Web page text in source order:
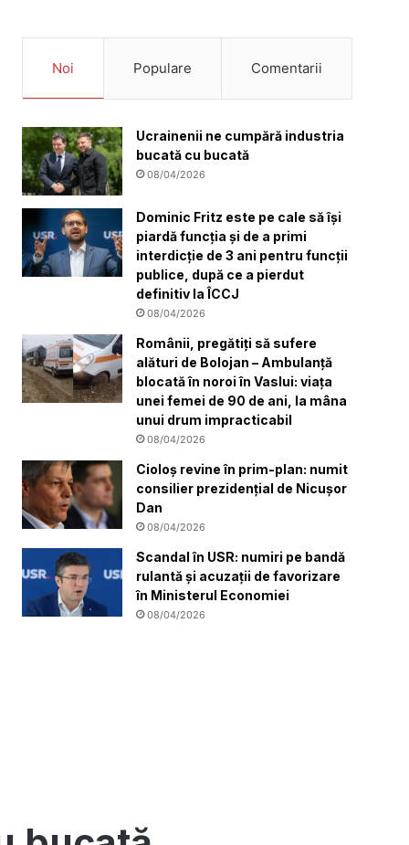
Noi Populare Comentarii
Ucrainenii ne cumpără industria
bucată cu bucată
08/04/2026
Dominic Fritz este pe cale să își
piardă funcția și de a primi
interdicție de 3 ani pentru funcții
publice, după ce a pierdut
definitiv la ÎCCJ
08/04/2026
Românii, pregătiți să sufere
alături de Bolojan – Ambulanță
blocată în noroi în Vaslui: viața
unei femei de 90 de ani, la mâna
unui drum impracticabil
08/04/2026
Cioloș revine în prim-plan: numit
consilier prezidențial de Nicușor
Dan
08/04/2026
Scandal în USR: numiri pe bandă
rulantă și acuzații de favorizare
în Ministerul Economiei
08/04/2026